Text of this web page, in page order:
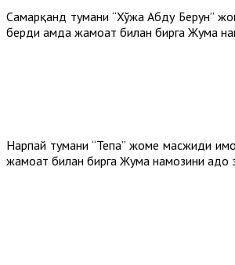
Самарқанд тумани “Хўжа Абду Берун”
берди ҳамда жамоат билан бирга Жума
Нарпай тумани “Тепа” жоме масжиди
жамоат билан бирга Жума намозини адо